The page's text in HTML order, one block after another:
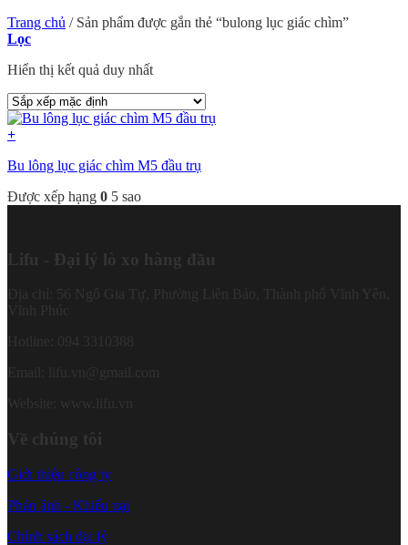
Trang chủ /Sản phẩm được gắn thẻ “bulong lục giác chìm”
Lọc
Hiển thị kết quả duy nhất
+
Bu lông lục giác chìm M5 đầu trụ
Được xếp hạng 0 5 sao
Lifu - Đại lý lò xo hàng đầu
Địa chỉ: 56 Ngô Gia Tự, Phường Liên Bảo, Thành phố Vĩnh Yên,
Hotline: 094 3310388
Về chúng tôi
Giới thiệu công ty
Phản ánh - Khiếu nại
Chính sách đại lý